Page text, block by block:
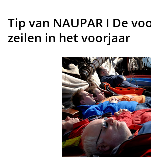
Tip van NAUPAR I De
zeilen in het voorjaar